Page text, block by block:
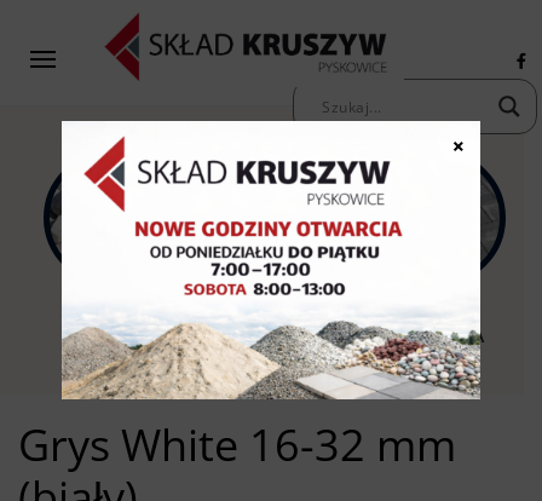
KAMIENIE
OZDOBNE
PIASKI ŻWIRY
KOSTKA
BRUKOWA
Grys White 16-32 mm
×